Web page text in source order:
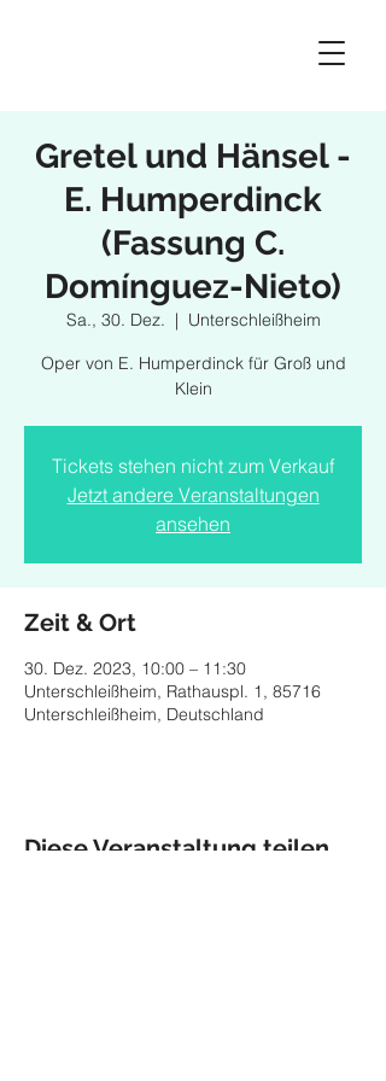
Gretel und Hänsel -
E. Humperdinck
(Fassung C.
Domínguez-Nieto)
Sa., 30. Dez.
  |
Unterschleißheim
Oper von E. Humperdinck für Groß und
Klein
Tickets stehen nicht zum Verkauf
Jetzt andere Veranstaltungen
ansehen
Zeit & Ort
30. Dez. 2023, 10:00 – 11:30
Unterschleißheim, Rathauspl. 1, 85716
Unterschleißheim, Deutschland
Diese Veranstaltung teilen